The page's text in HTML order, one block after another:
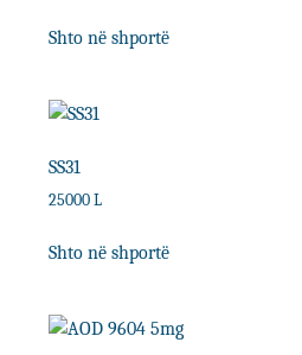
Shto në shportë
SS31
25000 L
Shto në shportë